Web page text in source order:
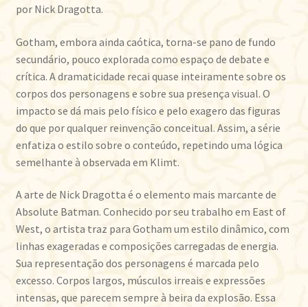
por Nick Dragotta.
Gotham, embora ainda caótica, torna-se pano de fundo
secundário, pouco explorada como espaço de debate e
crítica. A dramaticidade recai quase inteiramente sobre os
corpos dos personagens e sobre sua presença visual. O
impacto se dá mais pelo físico e pelo exagero das figuras
do que por qualquer reinvenção conceitual. Assim, a série
enfatiza o estilo sobre o conteúdo, repetindo uma lógica
semelhante à observada em Klimt.
A arte de Nick Dragotta é o elemento mais marcante de
Absolute Batman. Conhecido por seu trabalho em East of
West, o artista traz para Gotham um estilo dinâmico, com
linhas exageradas e composições carregadas de energia.
Sua representação dos personagens é marcada pelo
excesso. Corpos largos, músculos irreais e expressões
intensas, que parecem sempre à beira da explosão. Essa